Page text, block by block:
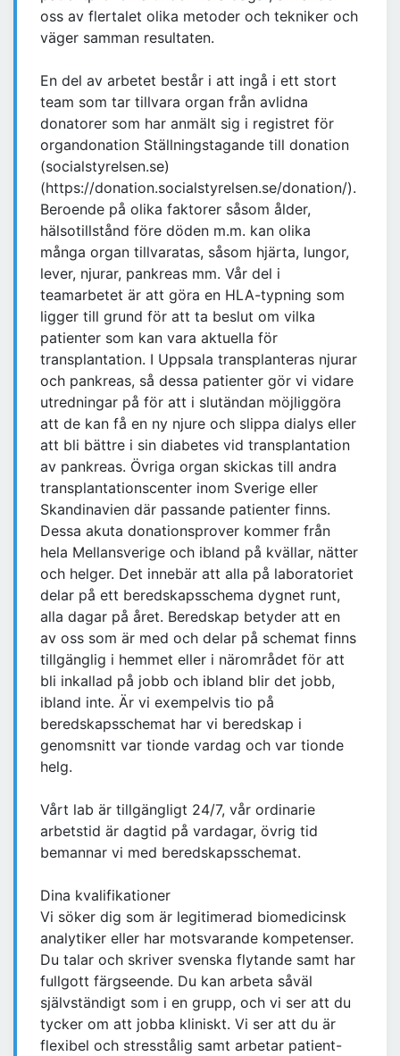
oss av flertalet olika metoder och tekniker och
väger samman resultaten.
En del av arbetet består i att ingå i ett stort
team som tar tillvara organ från avlidna
donatorer som har anmält sig i registret för
organdonation Ställningstagande till donation
(socialstyrelsen.se)
(https://donation.socialstyrelsen.se/donation/).
Beroende på olika faktorer såsom ålder,
hälsotillstånd före döden m.m. kan olika
många organ tillvaratas, såsom hjärta, lungor,
lever, njurar, pankreas mm. Vår del i
teamarbetet är att göra en HLA-typning som
ligger till grund för att ta beslut om vilka
patienter som kan vara aktuella för
transplantation. I Uppsala transplanteras njurar
och pankreas, så dessa patienter gör vi vidare
utredningar på för att i slutändan möjliggöra
att de kan få en ny njure och slippa dialys eller
att bli bättre i sin diabetes vid transplantation
av pankreas. Övriga organ skickas till andra
transplantationscenter inom Sverige eller
Skandinavien där passande patienter finns.
Dessa akuta donationsprover kommer från
hela Mellansverige och ibland på kvällar, nätter
och helger. Det innebär att alla på laboratoriet
delar på ett beredskapsschema dygnet runt,
alla dagar på året. Beredskap betyder att en
av oss som är med och delar på schemat finns
tillgänglig i hemmet eller i närområdet för att
bli inkallad på jobb och ibland blir det jobb,
ibland inte. Är vi exempelvis tio på
beredskapsschemat har vi beredskap i
genomsnitt var tionde vardag och var tionde
helg.
Vårt lab är tillgängligt 24/7, vår ordinarie
arbetstid är dagtid på vardagar, övrig tid
bemannar vi med beredskapsschemat.
Dina kvalifikationer
Vi söker dig som är legitimerad biomedicinsk
analytiker eller har motsvarande kompetenser.
Du talar och skriver svenska flytande samt har
fullgott färgseende. Du kan arbeta såväl
självständigt som i en grupp, och vi ser att du
tycker om att jobba kliniskt. Vi ser att du är
flexibel och stresstålig samt arbetar patient-